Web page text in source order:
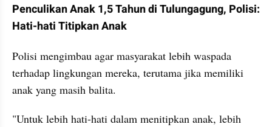
Penculikan Anak 1,5 Tahun di Tulungagung, Polisi:
Hati-hati Titipkan Anak
Polisi mengimbau agar masyarakat lebih waspada
terhadap lingkungan mereka, terutama jika memiliki
anak yang masih balita.
"Untuk lebih hati-hati dalam menitipkan anak, lebih